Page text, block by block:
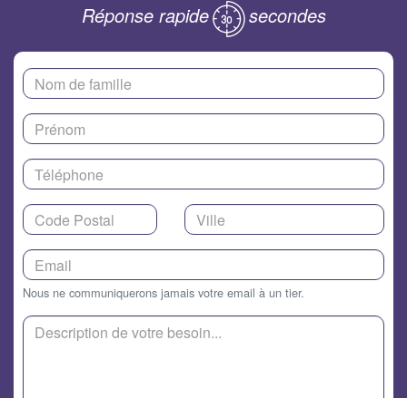
Réponse rapide secondes
Nous ne communiquerons jamais votre email à un tier.